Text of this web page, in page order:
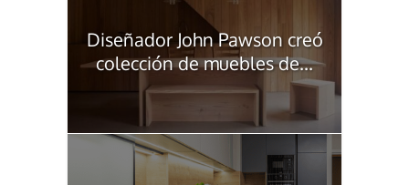
Diseñador John Pawson creó
colección de muebles de...